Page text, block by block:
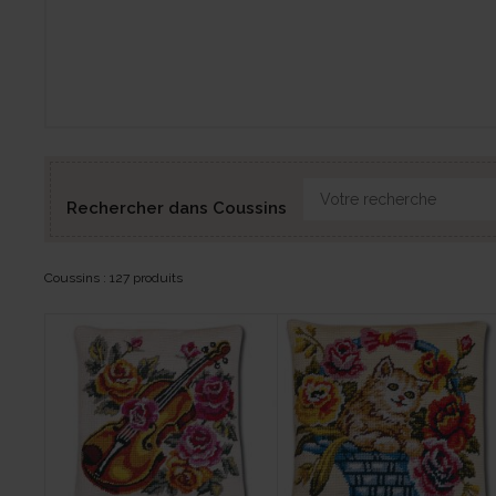
Rechercher dans Coussins
Coussins : 127 produits